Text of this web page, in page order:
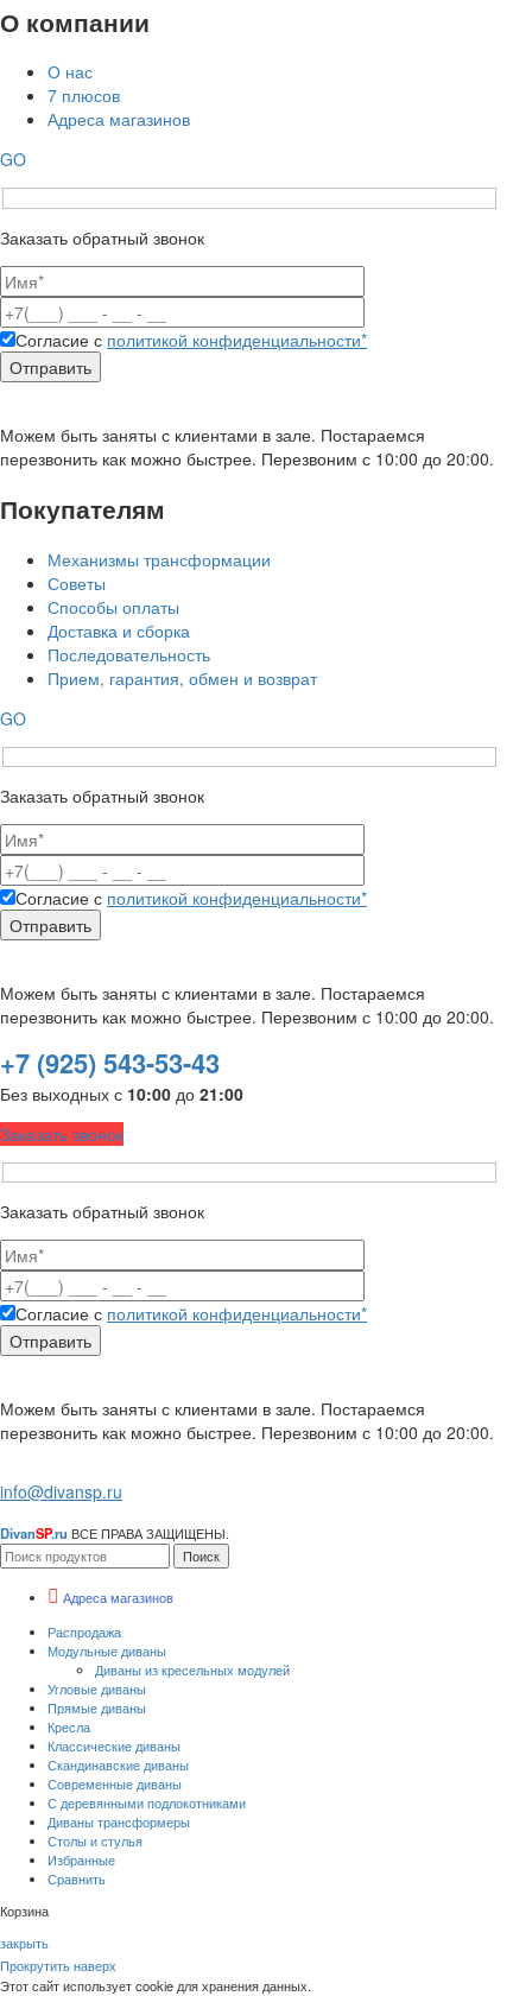
О компании
О нас
7 плюсов
Адреса магазинов
GO
Заказать обратный звонок
Согласие с политикой конфиденциальности*
Можем быть заняты с клиентами в зале. Постараемся
перезвонить как можно быстрее. Перезвоним с 10:00 до 20:00.
Покупателям
Механизмы трансформации
Советы
Способы оплаты
Доставка и сборка
Последовательность
Прием, гарантия, обмен и возврат
GO
Заказать обратный звонок
Согласие с политикой конфиденциальности*
Можем быть заняты с клиентами в зале. Постараемся
перезвонить как можно быстрее. Перезвоним с 10:00 до 20:00.
+7 (925) 543-53-43
Без выходных с 10:00 до 21:00
Заказать звонок
Заказать обратный звонок
Согласие с политикой конфиденциальности*
Можем быть заняты с клиентами в зале. Постараемся
перезвонить как можно быстрее. Перезвоним с 10:00 до 20:00.
info@divansp.ru
DivanSP.ru ВСЕ ПРАВА ЗАЩИЩЕНЫ.
Поиск
Адреса магазинов
Распродажа
Модульные диваны
Диваны из кресельных модулей
Угловые диваны
Прямые диваны
Кресла
Классические диваны
Скандинавские диваны
Современные диваны
С деревянными подлокотниками
Диваны трансформеры
Столы и стулья
Избранные
Сравнить
Корзина
закрыть
Прокрутить наверх
Этот сайт использует cookie для хранения данных.